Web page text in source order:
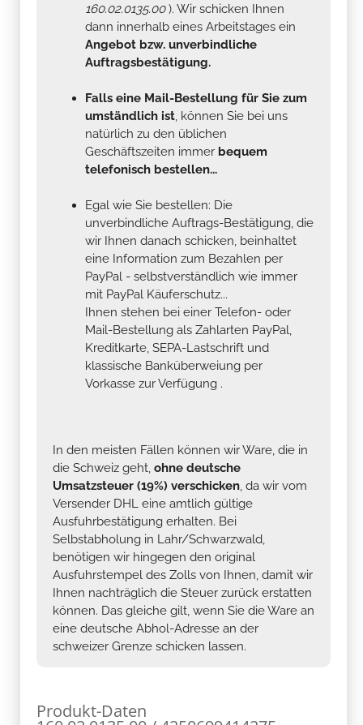
160.02.0135.00). Wir schicken Ihnen
dann innerhalb eines Arbeitstages ein
Angebot bzw. unverbindliche
Auftragsbestätigung.
Falls eine Mail-Bestellung für Sie zum
umständlich ist, können Sie bei uns
natürlich zu den üblichen
Geschäftszeiten immer bequem
telefonisch bestellen...
Egal wie Sie bestellen: Die
unverbindliche Auftrags-Bestätigung, die
wir Ihnen danach schicken, beinhaltet
eine Information zum Bezahlen per
PayPal - selbstverständlich wie immer
mit PayPal Käuferschutz...
Ihnen stehen bei einer Telefon- oder
Mail-Bestellung als Zahlarten PayPal,
Kreditkarte, SEPA-Lastschrift und
klassische Banküberweiung per
Vorkasse zur Verfügung .
In den meisten Fällen können wir Ware, die in
die Schweiz geht, ohne deutsche
Umsatzsteuer (19%) verschicken, da wir vom
Versender DHL eine amtlich gültige
Ausfuhrbestätigung erhalten. Bei
Selbstabholung in Lahr/Schwarzwald,
benötigen wir hingegen den original
Ausfuhrstempel des Zolls von Ihnen, damit wir
Ihnen nachträglich die Steuer zurück erstatten
können. Das gleiche gilt, wenn Sie die Ware an
eine deutsche Abhol-Adresse an der
schweizer Grenze schicken lassen.
Produkt-Daten